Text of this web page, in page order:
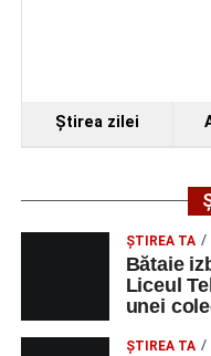
Ştirea zilei
ŞTIREA TA
Bătaie
Liceul
unei
ŞTIREA TA